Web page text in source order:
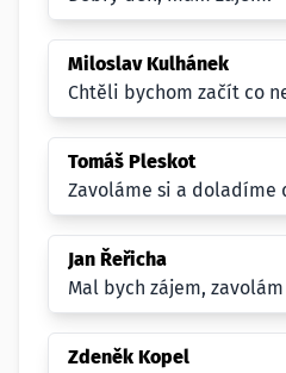
Miloslav Kulhánek
Chtěli bychom začít co
Tomáš Pleskot
Zavoláme si a doladíme
Jan Řeřicha
Mal bych zájem,
Zdeněk Kopel